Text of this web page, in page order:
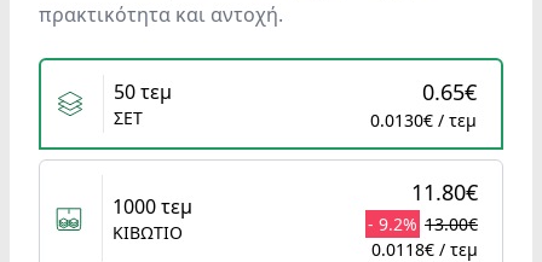
πρακτικότητα και αντοχή.
Variants
50 τεμ
ΣΕΤ
0.65€
0.0130€ / τεμ
1000 τεμ
ΚΙΒΩΤΙΟ
11.80€
- 9.2% 13.00€
0.0118€ / τεμ